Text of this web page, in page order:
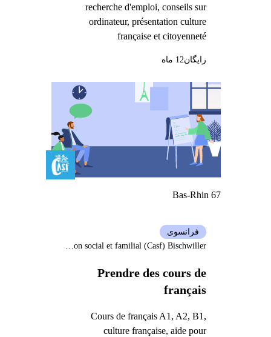
recherche d'emploi, conseils sur
ordinateur, présentation culture
française et citoyenneté
رایگان12 ماه
Bas-Rhin 67
Prendre des cours de
français
Cours de français A1, A2, B1,
culture française, aide pour
فرانسوی